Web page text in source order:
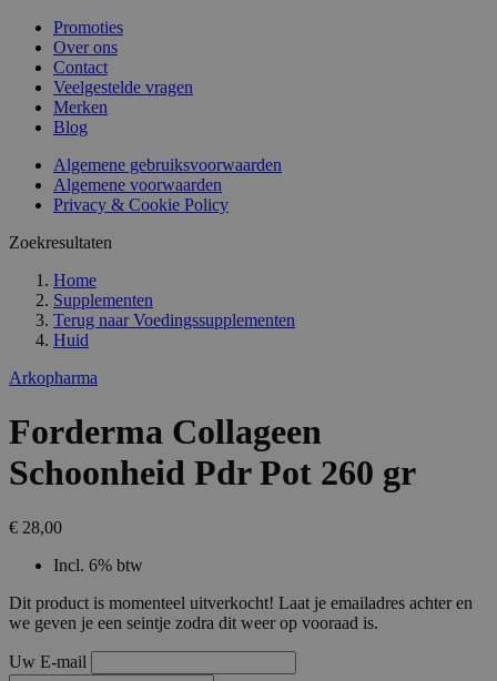
Promoties
Over ons
Contact
Veelgestelde vragen
Merken
Blog
Algemene gebruiksvoorwaarden
Algemene voorwaarden
Privacy & Cookie Policy
Zoekresultaten
Home
Supplementen
Terug naar Voedingssupplementen
Huid
Arkopharma
Forderma Collageen
Schoonheid Pdr Pot 260 gr
€ 28,00
Incl. 6% btw
Dit product is momenteel uitverkocht! Laat je emailadres achter en
we geven je een seintje zodra dit weer op vooraad is.
Uw E-mail